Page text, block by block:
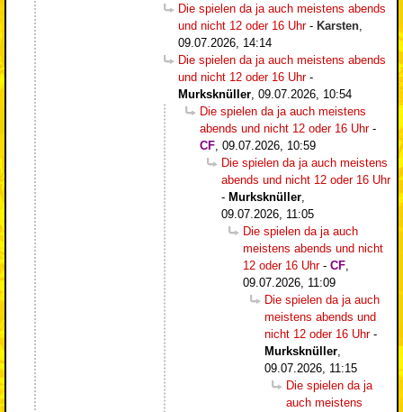
Die spielen da ja auch meistens abends
und nicht 12 oder 16 Uhr- Karsten,
09.07.2026, 14:14
Die spielen da ja auch meistens abends
und nicht 12 oder 16 Uhr-
Murksknüller, 09.07.2026, 10:54
Die spielen da ja auch meistens
abends und nicht 12 oder 16 Uhr-
CF, 09.07.2026, 10:59
Die spielen da ja auch meistens
abends und nicht 12 oder 16 Uhr
- Murksknüller,
09.07.2026, 11:05
Die spielen da ja auch
meistens abends und nicht
12 oder 16 Uhr- CF,
09.07.2026, 11:09
Die spielen da ja auch
meistens abends und
nicht 12 oder 16 Uhr-
Murksknüller,
09.07.2026, 11:15
Die spielen da ja
auch meistens